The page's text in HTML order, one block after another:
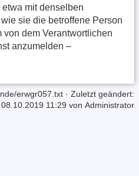
mit denselben
sie die betroffene Person
dem Verantwortlichen
anzumelden –
erwgr057.txt · Zuletzt geändert:
08.10.2019 11:29 von Administrator